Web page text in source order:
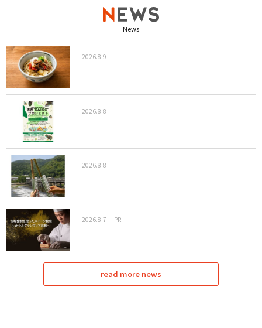
News
2026.8.9
2026.8.8
2026.8.8
2026.8.7 PR
read more news